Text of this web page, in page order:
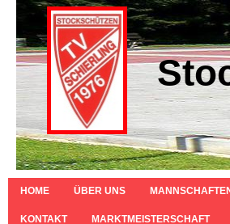
HOME ÜBER UNS
KONTAKT MARKTMEISTERSCHAFT